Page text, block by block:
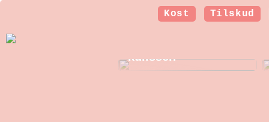
Kost Tilskud
Et nyt smil: Sådan
kulissen